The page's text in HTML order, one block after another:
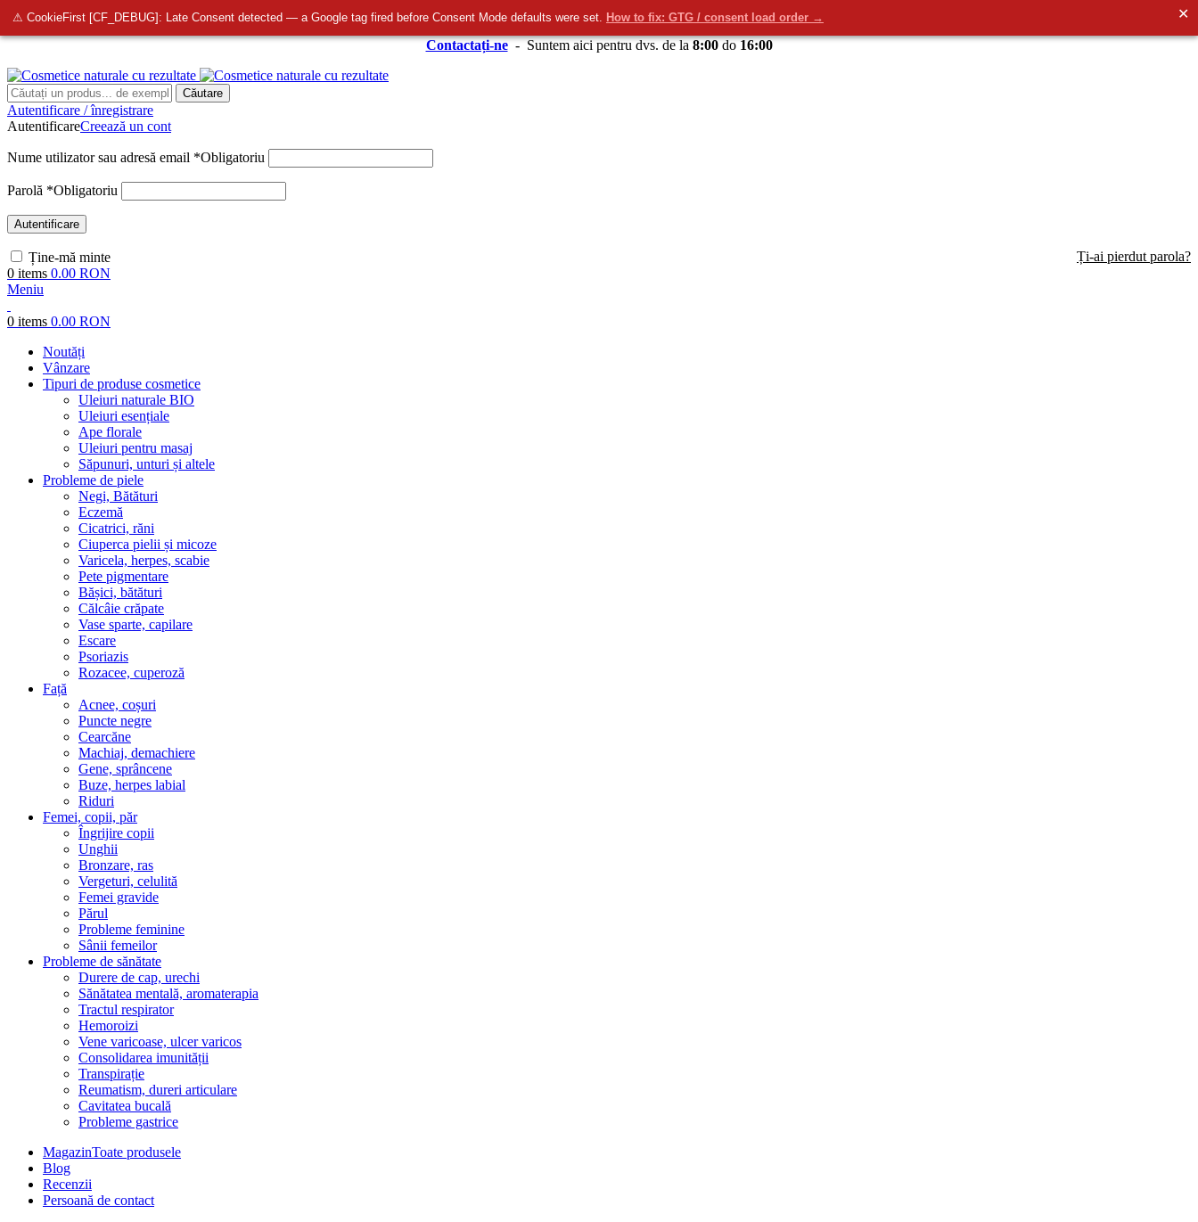
⚠ CookieFirst [CF_DEBUG]: Late Consent detected — a Google tag fired before Consent Mode defaults were set. How to fix: GTG / consent load order → ✕
info@bellmedi.ro
Contactați-ne- Suntem aici pentru dvs. de la8:00do16:00
Căutare
Autentificare / înregistrare
AutentificareCreează un cont
Nume utilizator sau adresă email *Obligatoriu
Parolă *Obligatoriu
Autentificare
Ți-ai pierdut parola?
Ține-mă minte
0 items 0.00 RON
Meniu
0 items 0.00 RON
Noutăți
Vânzare
Tipuri de produse cosmetice
Uleiuri naturale BIO
Uleiuri esențiale
Ape florale
Uleiuri pentru masaj
Săpunuri, unturi și altele
Probleme de piele
Negi, Bătături
Eczemă
Cicatrici, răni
Ciuperca pielii și micoze
Varicela, herpes, scabie
Pete pigmentare
Bășici, bătături
Călcâie crăpate
Vase sparte, capilare
Escare
Psoriazis
Rozacee, cuperoză
Față
Acnee, coșuri
Puncte negre
Cearcăne
Machiaj, demachiere
Gene, sprâncene
Buze, herpes labial
Riduri
Femei, copii, păr
Îngrijire copii
Unghii
Bronzare, ras
Vergeturi, celulită
Femei gravide
Părul
Probleme feminine
Sânii femeilor
Probleme de sănătate
Durere de cap, urechi
Sănătatea mentală, aromaterapia
Tractul respirator
Hemoroizi
Vene varicoase, ulcer varicos
Consolidarea imunității
Transpirație
Reumatism, dureri articulare
Cavitatea bucală
Probleme gastrice
MagazinToate produsele
Blog
Recenzii
Persoană de contact